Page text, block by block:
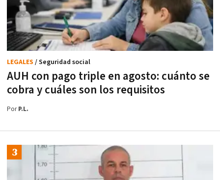
AUH con pago triple en agosto: cuánto se
cobra y cuáles son los requisitos
LEGALES / Seguridad social
PorP.L.